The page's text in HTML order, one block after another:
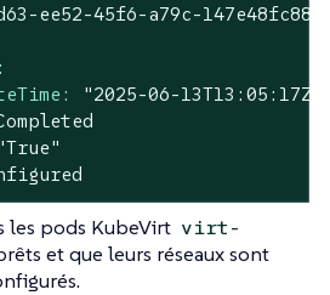
ee52-45f6-a79c-
"2025-06-13T13:05:17Z"
les pods KubeVirt virt-
et que leurs réseaux sont